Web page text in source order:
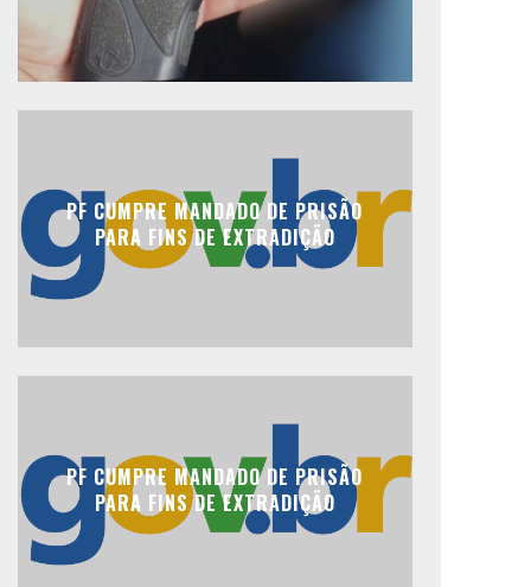
PF CUMPRE MANDADO DE PRISÃO
PARA FINS DE EXTRADIÇÃO
PF CUMPRE MANDADO DE PRISÃO
PARA FINS DE EXTRADIÇÃO